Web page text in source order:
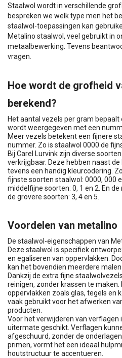
Staalwol wordt in verschillende
bespreken we welk type men het
staalwol-toepassingen kan
Metalino staalwol, veel gebruikt in
metaalbewerking. Tevens
vragen.
Hoe wordt de grofheid
berekend?
Het aantal vezels per gram
wordt weergegeven met een
Meer vezels betekent een fijnere
nummer. Zo is staalwol 0000 de
Bij Carel Lurvink zijn diverse
verkrijgbaar. Deze hebben naast
tevens een handig kleurcodering.
fijnste soorten staalwol: 0000, 000
middelfijne soorten: 0, 1 en 2. En
de grovere soorten: 3, 4 en 5.
Voordelen van metalino
De staalwol-eigenschappen van
Deze staalwol is specifiek
en egaliseren van oppervlakken.
kan het bovendien meerdere
Dankzij de extra fijne
reinigen, zonder krassen te
oppervlakken zoals glas, tegels en
vaak gebruikt voor het afwerken
producten.
Voor het verwijderen van verflagen
uitermate geschikt. Verflagen
afgeschuurd, zonder de
primen, vormt het een ideaal
houtstructuur te accentueren.